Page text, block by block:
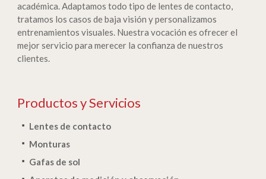
académica. Adaptamos todo tipo de lentes de contacto,
tratamos los casos de baja visión y personalizamos
entrenamientos visuales. Nuestra vocación es ofrecer el
mejor servicio para merecer la confianza de nuestros
clientes.
Productos y Servicios
Lentes de contacto
Monturas
Gafas de sol